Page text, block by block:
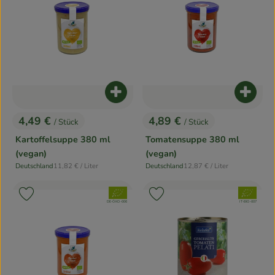
, Preis:
4,49 € / Stück
Kartoffelsuppe 380 ml
(vegan)
, Herkunft:
Deutschland, Referenzpreis:
11,82 € / Liter
Produkt zum Warenkorb hinzufügen
, Preis:
4,89 € / Stück
Tomatensuppe 380 ml
(vegan)
, Herkunft:
Deutschland, Referenzpreis:
12,87 € / Liter
, Verband:
, Kontrollstelle:
DE-ÖKO-006
Produkt zu Favouriten hinzufügen
, Verband:
, Kontrollstelle:
IT-BIO-007
Produkt zu Favouriten hinzufügen